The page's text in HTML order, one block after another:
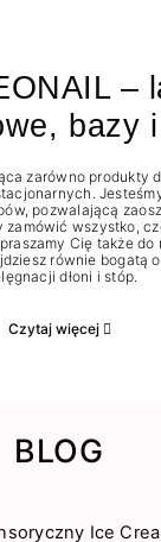
–
bazy
zarówno produkty
pozwalającą
zamówić wszystko,
Cię także
równie bogatą
dłoni i stóp.
Czytaj więcej
BLOG